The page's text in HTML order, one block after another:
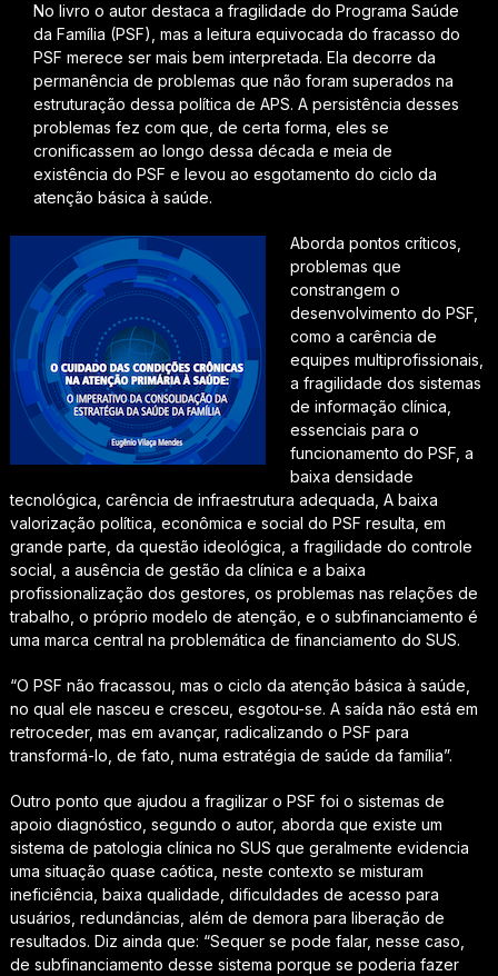
No livro o autor destaca a fragilidade do Programa Saúde
da Família (PSF), mas a leitura equivocada do fracasso do
PSF merece ser mais bem interpretada. Ela decorre da
permanência de problemas que não foram superados na
estruturação dessa política de APS. A persistência desses
problemas fez com que, de certa forma, eles se
cronificassem ao longo dessa década e meia de
existência do PSF e levou ao esgotamento do ciclo da
atenção básica à saúde.
Aborda pontos críticos,
problemas que
constrangem o
desenvolvimento do PSF,
como a carência de
equipes multiprofissionais,
a fragilidade dos sistemas
de informação clínica,
essenciais para o
funcionamento do PSF, a
baixa densidade
tecnológica, carência de infraestrutura adequada, A baixa
valorização política, econômica e social do PSF resulta, em
grande parte, da questão ideológica, a fragilidade do controle
social, a ausência de gestão da clínica e a baixa
profissionalização dos gestores, os problemas nas relações de
trabalho, o próprio modelo de atenção, e o subfinanciamento é
uma marca central na problemática de financiamento do SUS.
“O PSF não fracassou, mas o ciclo da atenção básica à saúde,
no qual ele nasceu e cresceu, esgotou-se. A saída não está em
retroceder, mas em avançar, radicalizando o PSF para
transformá-lo, de fato, numa estratégia de saúde da família”.
Outro ponto que ajudou a fragilizar o PSF foi o sistemas de
apoio diagnóstico, segundo o autor, aborda que existe um
sistema de patologia clínica no SUS que geralmente evidencia
uma situação quase caótica, neste contexto se misturam
ineficiência, baixa qualidade, dificuldades de acesso para
usuários, redundâncias, além de demora para liberação de
resultados. Diz ainda que: “Sequer se pode falar, nesse caso,
de subfinanciamento desse sistema porque se poderia fazer